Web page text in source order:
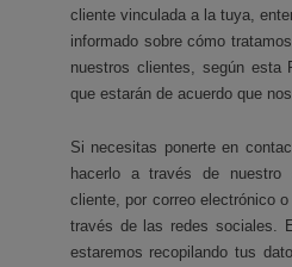
cliente vinculada a la tuya,
informado sobre cómo
nuestros clientes, según esta
que estarán de acuerdo que
Si necesitas ponerte en
hacerlo a través de nuestro
cliente, por correo electrónico
través de las redes sociales.
estaremos recopilando tus